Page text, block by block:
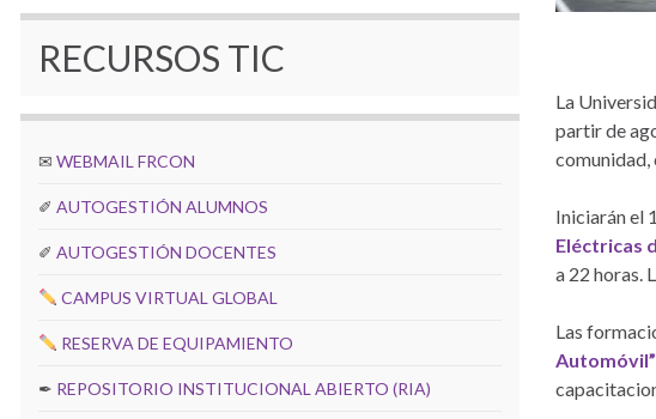
La
partir de
comunidad,
Iniciarán el
Eléctricas
a 22 horas.
Las
Automóvil”
RECURSOS TIC
✉ WEBMAIL FRCON
✐ AUTOGESTIÓN ALUMNOS
✐ AUTOGESTIÓN DOCENTES
CAMPUS VIRTUAL GLOBAL
RESERVA DE EQUIPAMIENTO
✒ REPOSITORIO INSTITUCIONAL ABIERTO (RIA)